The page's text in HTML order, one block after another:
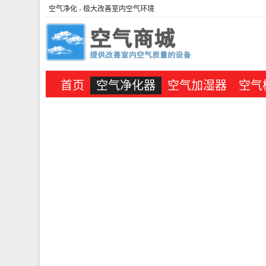
空气净化 - 极大改善室内空气环境
首页 空气净化器 空气加湿器 空气